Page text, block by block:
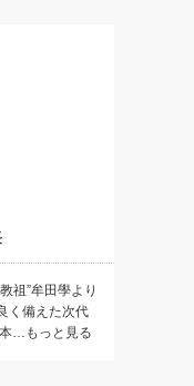
祖”牟田學より
く備えた次代
…もっと見る